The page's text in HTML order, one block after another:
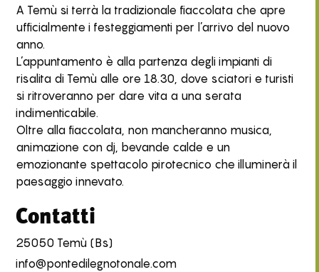
A Temù si terrà la tradizionale fiaccolata che apre
ufficialmente i festeggiamenti per l’arrivo del nuovo
anno.
L’appuntamento è alla partenza degli impianti di
risalita di Temù alle ore 18.30, dove sciatori e turisti
si ritroveranno per dare vita a una serata
indimenticabile.
Oltre alla fiaccolata, non mancheranno musica,
animazione con dj, bevande calde e un
emozionante spettacolo pirotecnico che illuminerà il
paesaggio innevato.
Contatti
25050 Temù (Bs)
info@pontedilegnotonale.com